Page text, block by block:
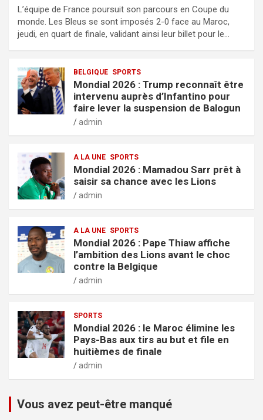
L’équipe de France poursuit son parcours en Coupe du
monde. Les Bleus se sont imposés 2-0 face au Maroc,
jeudi, en quart de finale, validant ainsi leur billet pour le…
BELGIQUE SPORTS
Mondial 2026 : Trump reconnaît être
intervenu auprès d’Infantino pour
faire lever la suspension de Balogun
admin
A LA UNE SPORTS
Mondial 2026 : Mamadou Sarr prêt à
saisir sa chance avec les Lions
admin
A LA UNE SPORTS
Mondial 2026 : Pape Thiaw affiche
l’ambition des Lions avant le choc
contre la Belgique
admin
SPORTS
Mondial 2026 : le Maroc élimine les
Pays-Bas aux tirs au but et file en
huitièmes de finale
admin
Vous avez peut-être manqué